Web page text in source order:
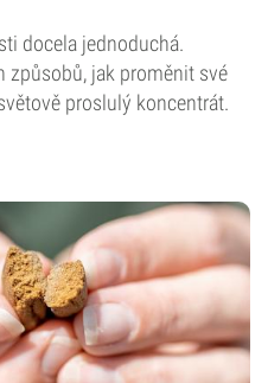
docela jednoduchá.
způsobů, jak proměnit své
proslulý koncentrát.